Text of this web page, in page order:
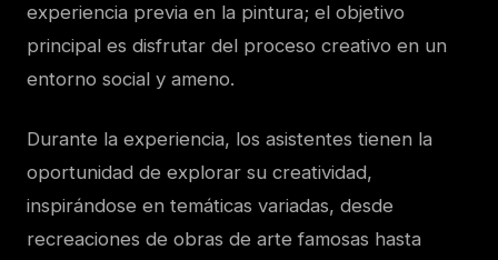
experiencia previa en la pintura; el objetivo
principal es disfrutar del proceso creativo en un
entorno social y ameno.
Durante la experiencia, los asistentes tienen la
oportunidad de explorar su creatividad,
inspirándose en temáticas variadas, desde
recreaciones de obras de arte famosas hasta